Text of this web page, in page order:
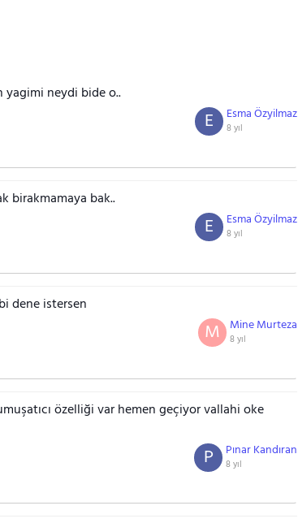
yagimi neydi bide o..
Esma Özyilmaz
8 yıl
E
birakmamaya bak..
Esma Özyilmaz
8 yıl
E
dene istersen
Mine Murteza
8 yıl
M
özelliği var hemen geçiyor vallahi oke
Pınar Kandıran
8 yıl
P